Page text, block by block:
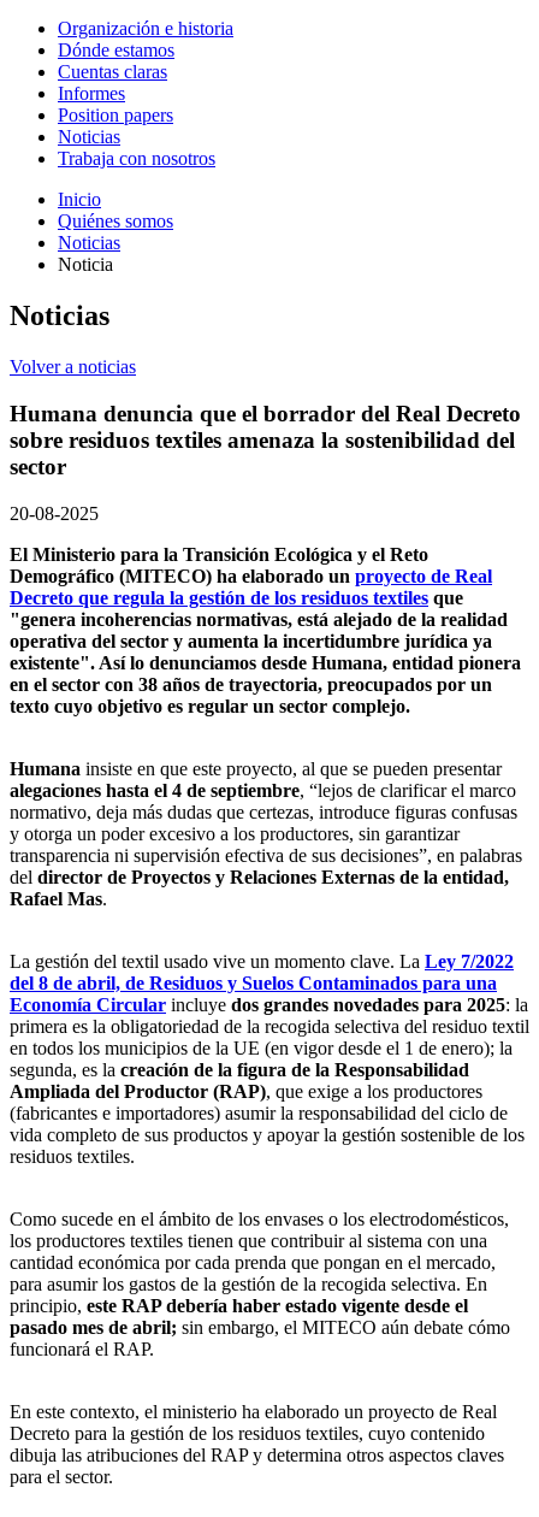
Organización e historia
Dónde estamos
Cuentas claras
Informes
Position papers
Noticias
Trabaja con nosotros
Inicio
Quiénes somos
Noticias
Noticia
Noticias
Volver a noticias
Humana denuncia que el borrador del Real Decreto
sobre residuos textiles amenaza la sostenibilidad del
sector
20-08-2025
El Ministerio para la Transición Ecológica y el Reto
Demográfico (MITECO) ha elaborado un proyecto de Real
Decreto que regula la gestión de los residuos textiles que
"genera incoherencias normativas, está alejado de la realidad
operativa del sector y aumenta la incertidumbre jurídica ya
existente". Así lo denunciamos desde Humana, entidad pionera
en el sector con 38 años de trayectoria, preocupados por un
texto cuyo objetivo es regular un sector complejo.
Humana insiste en que este proyecto, al que se pueden presentar
alegaciones hasta el 4 de septiembre, “lejos de clarificar el marco
normativo, deja más dudas que certezas, introduce figuras confusas
y otorga un poder excesivo a los productores, sin garantizar
transparencia ni supervisión efectiva de sus decisiones”, en palabras
del director de Proyectos y Relaciones Externas de la entidad,
Rafael Mas.
La gestión del textil usado vive un momento clave. La Ley 7/2022
del 8 de abril, de Residuos y Suelos Contaminados para una
Economía Circular incluye dos grandes novedades para 2025: la
primera es la obligatoriedad de la recogida selectiva del residuo textil
en todos los municipios de la UE (en vigor desde el 1 de enero); la
segunda, es la creación de la figura de la Responsabilidad
Ampliada del Productor (RAP), que exige a los productores
(fabricantes e importadores) asumir la responsabilidad del ciclo de
vida completo de sus productos y apoyar la gestión sostenible de los
residuos textiles.
Como sucede en el ámbito de los envases o los electrodomésticos,
los productores textiles tienen que contribuir al sistema con una
cantidad económica por cada prenda que pongan en el mercado,
para asumir los gastos de la gestión de la recogida selectiva. En
principio, este RAP debería haber estado vigente desde el
pasado mes de abril; sin embargo, el MITECO aún debate cómo
funcionará el RAP.
En este contexto, el ministerio ha elaborado un proyecto de Real
Decreto para la gestión de los residuos textiles, cuyo contenido
dibuja las atribuciones del RAP y determina otros aspectos claves
para el sector.